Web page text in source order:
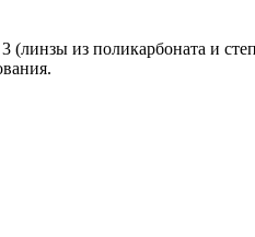
(линзы из поликарбоната и